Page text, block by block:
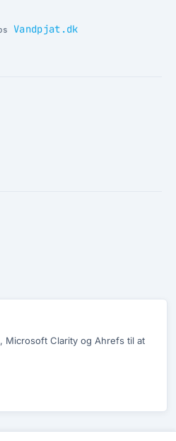
Vandpjat.dk
Microsoft Clarity og Ahrefs til at